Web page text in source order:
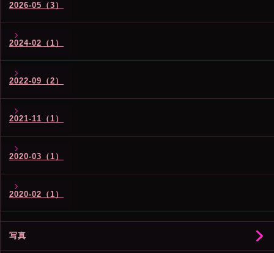
2026-05（3）
2024-02（1）
2022-09（2）
2021-11（1）
2020-03（1）
2020-02（1）
写真